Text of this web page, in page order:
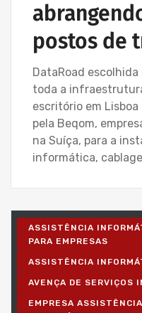
postos de
DataRoad
toda a
escritório em
pela Beqom,
na Suíça, para a
informática,
ASSISTÊNCIA
PARA EMPRESAS
ASSISTÊNCIA
AVENÇA DE SERVIÇOS
EMPRESA